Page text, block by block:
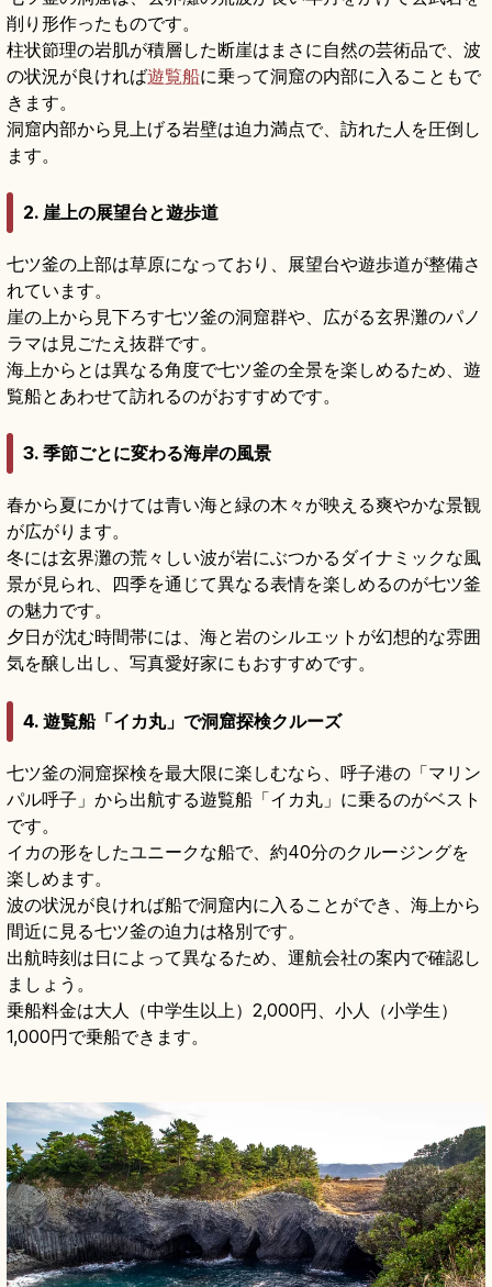
削り形作ったものです。
柱状節理の岩肌が積層した断崖はまさに自然の芸術品で、波
の状況が良ければ遊覧船に乗って洞窟の内部に入ることもで
きます。
洞窟内部から見上げる岩壁は迫力満点で、訪れた人を圧倒し
ます。
2. 崖上の展望台と遊歩道
七ツ釜の上部は草原になっており、展望台や遊歩道が整備さ
れています。
崖の上から見下ろす七ツ釜の洞窟群や、広がる玄界灘のパノ
ラマは見ごたえ抜群です。
海上からとは異なる角度で七ツ釜の全景を楽しめるため、遊
覧船とあわせて訪れるのがおすすめです。
3. 季節ごとに変わる海岸の風景
春から夏にかけては青い海と緑の木々が映える爽やかな景観
が広がります。
冬には玄界灘の荒々しい波が岩にぶつかるダイナミックな風
景が見られ、四季を通じて異なる表情を楽しめるのが七ツ釜
の魅力です。
夕日が沈む時間帯には、海と岩のシルエットが幻想的な雰囲
気を醸し出し、写真愛好家にもおすすめです。
4. 遊覧船「イカ丸」で洞窟探検クルーズ
七ツ釜の洞窟探検を最大限に楽しむなら、呼子港の「マリン
パル呼子」から出航する遊覧船「イカ丸」に乗るのがベスト
です。
イカの形をしたユニークな船で、約40分のクルージングを
楽しめます。
波の状況が良ければ船で洞窟内に入ることができ、海上から
間近に見る七ツ釜の迫力は格別です。
出航時刻は日によって異なるため、運航会社の案内で確認し
ましょう。
乗船料金は大人（中学生以上）2,000円、小人（小学生）
1,000円で乗船できます。